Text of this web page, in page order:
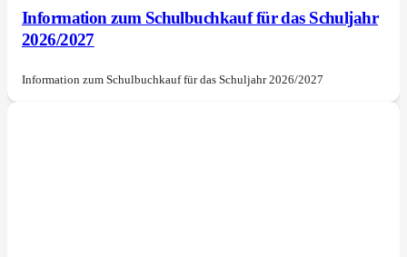
Information zum Schulbuchkauf für das Schuljahr
2026/2027
Information zum Schulbuchkauf für das Schuljahr 2026/2027